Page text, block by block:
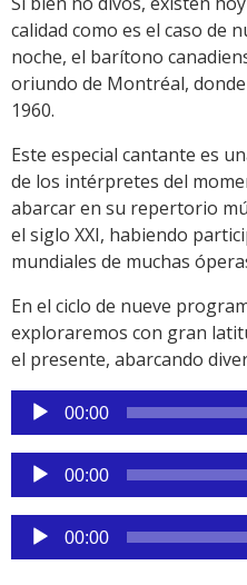
calidad como es el caso de
noche, el barítono
oriundo de Montréal,
1960.
Este especial cantante es
de los intérpretes del
abarcar en su repertorio
el siglo XXI, habiendo
mundiales de muchas
En el ciclo de nueve
exploraremos con gran
el presente, abarcando
Reproductor
de
audio
00:00
Reproductor
de
audio
00:00
Reproductor
de
00:00